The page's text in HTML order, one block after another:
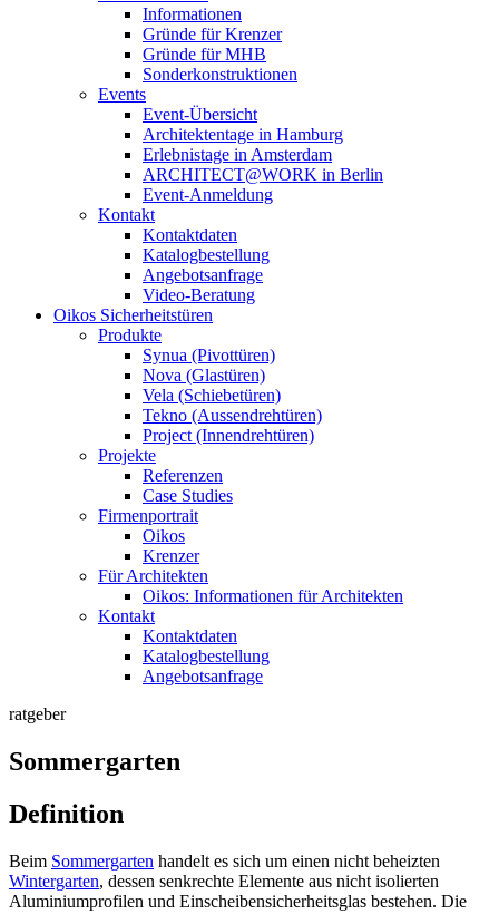
Informationen
Gründe für Krenzer
Gründe für MHB
Sonderkonstruktionen
Events
Event-Übersicht
Architektentage in Hamburg
Erlebnistage in Amsterdam
ARCHITECT@WORK in Berlin
Event-Anmeldung
Kontakt
Kontaktdaten
Katalogbestellung
Angebotsanfrage
Video-Beratung
Oikos Sicherheitstüren
Produkte
Synua (Pivottüren)
Nova (Glastüren)
Vela (Schiebetüren)
Tekno (Aussendrehtüren)
Project (Innendrehtüren)
Projekte
Referenzen
Case Studies
Firmenportrait
Oikos
Krenzer
Für Architekten
Oikos: Informationen für Architekten
Kontakt
Kontaktdaten
Katalogbestellung
Angebotsanfrage
ratgeber
Sommergarten
Definition
Beim Sommergarten handelt es sich um einen nicht beheizten
Wintergarten, dessen senkrechte Elemente aus nicht isolierten
Aluminiumprofilen und Einscheibensicherheitsglas bestehen. Die